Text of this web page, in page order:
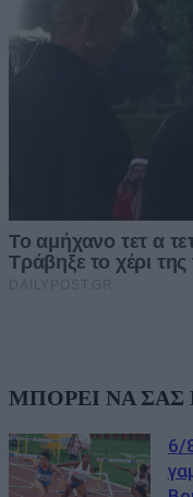
ΜΠΟΡΕΙ ΝΑ ΣΑΣ
6/